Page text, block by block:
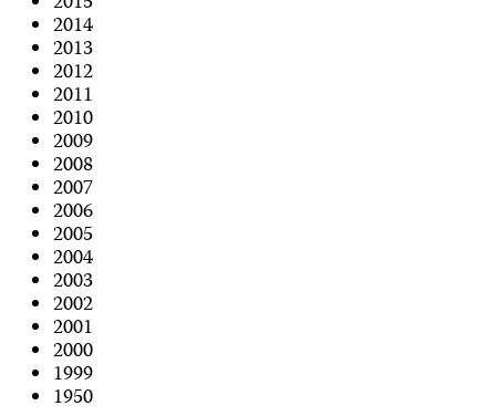
2014
2013
2012
2011
2010
2009
2008
2007
2006
2005
2004
2003
2002
2001
2000
1999
1950